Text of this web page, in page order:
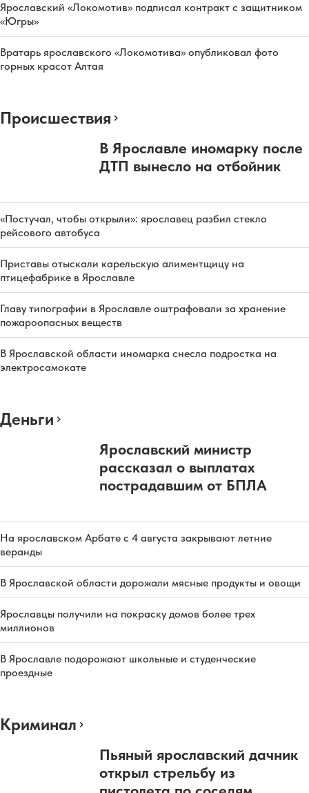
Ярославский «Локомотив» подписал контракт с защитником
«Югры»
Вратарь ярославского «Локомотива» опубликовал фото
горных красот Алтая
Происшествия
В Ярославле иномарку после
ДТП вынесло на отбойник
«Постучал, чтобы открыли»: ярославец разбил стекло
рейсового автобуса
Приставы отыскали карельскую алиментщицу на
птицефабрике в Ярославле
Главу типографии в Ярославле оштрафовали за хранение
пожароопасных веществ
В Ярославской области иномарка снесла подростка на
электросамокате
Деньги
Ярославский министр
рассказал о выплатах
пострадавшим от БПЛА
На ярославском Арбате с 4 августа закрывают летние
веранды
В Ярославской области дорожали мясные продукты и овощи
Ярославцы получили на покраску домов более трех
миллионов
В Ярославле подорожают школьные и студенческие
проездные
Криминал
Пьяный ярославский дачник
открыл стрельбу из